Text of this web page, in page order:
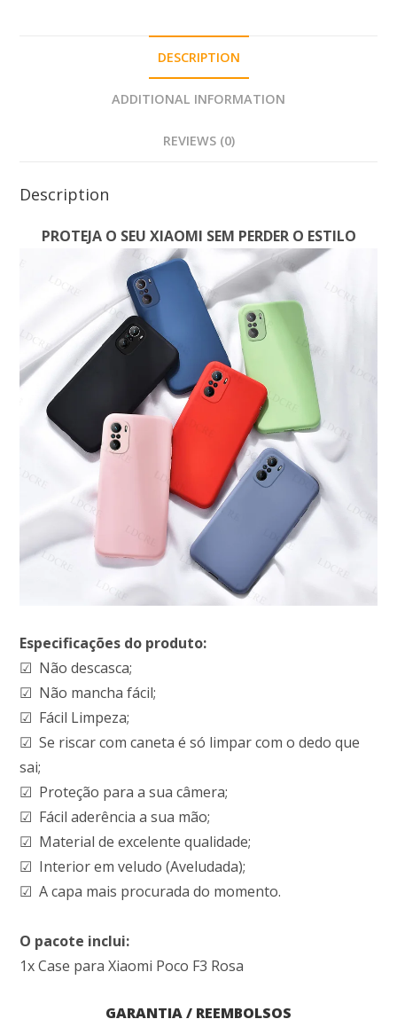
DESCRIPTION
ADDITIONAL INFORMATION
REVIEWS (0)
Description
PROTEJA O SEU XIAOMI SEM PERDER O ESTILO
Especificações do produto:
☑ Não descasca;
☑ Não mancha fácil;
☑ Fácil Limpeza;
☑ Se riscar com caneta é só limpar com o dedo que
sai;
☑ Proteção para a sua câmera;
☑ Fácil aderência a sua mão;
☑ Material de excelente qualidade;
☑ Interior em veludo (Aveludada);
☑ A capa mais procurada do momento.
O pacote inclui:
1x Case para Xiaomi Poco F3 Rosa
GARANTIA / REEMBOLSOS